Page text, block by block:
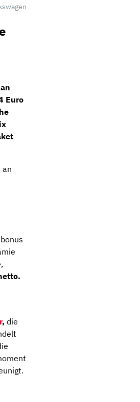
an
Euro
an
, die